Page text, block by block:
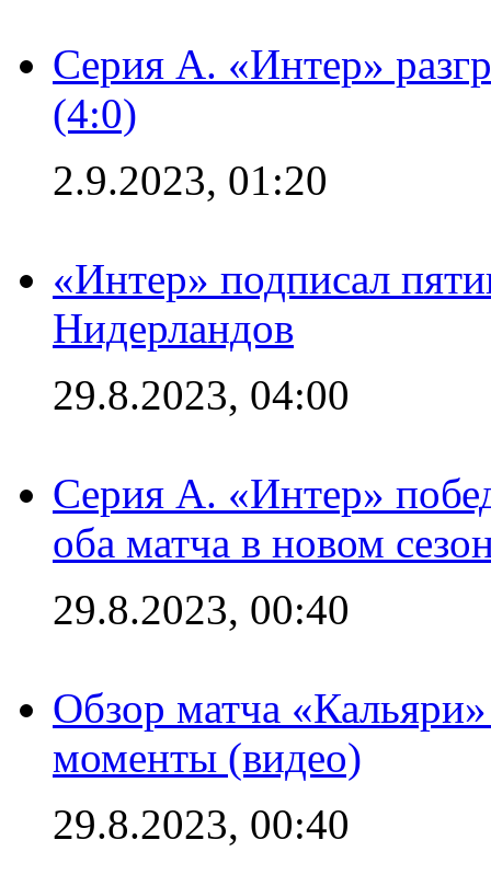
Серия А. «Интер»
(4:0)
2.9.2023, 01:20
«Интер» подписал
Нидерландов
29.8.2023, 04:00
Серия А. «Интер»
оба матча в новом
29.8.2023, 00:40
Обзор матча
моменты (видео)
29.8.2023, 00:40